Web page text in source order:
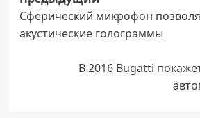
записи
Сферический микрофон
акустические голограммы
В 2016 Bugatti